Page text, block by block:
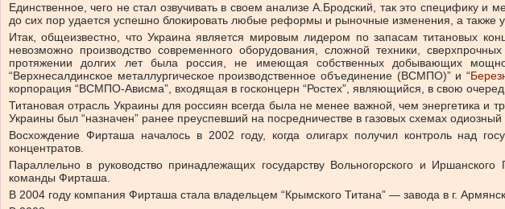
Единственное, чего не стал озвучивать в своем анализе А.Бродский, так это специфику и
до сих пор удается успешно блокировать любые реформы и рыночные изменения, а также
Итак, общеизвестно, что Украина является мировым лидером по запасам титановых
невозможно производство современного оборудования, сложной техники,
протяжении долгих лет была россия, не имеющая собственных добывающих
“Верхнесалдинское металлургическое производственное объединение (ВСМПО)” и “
корпорация “ВСМПО-Ависма”, входящая в госконцерн “Ростех”, являющийся, в свою
Титановая отрасль Украины для россиян всегда была не менее важной, чем энергетика и
Украины был “назначен” ранее преуспевший на посредничестве в газовых схемах
Восхождение Фирташа началось в 2002 году, когда олигарх получил контроль над
концентратов.
Параллельно в руководство принадлежащих государству Вольногорского и
команды Фирташа.
В 2004 году компания Фирташа стала владельцем “Крымского Титана” — завода в г.